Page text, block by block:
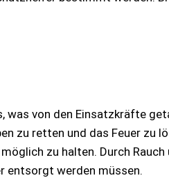
was von den Einsatzkräfte
zu retten und das Feuer zu
zu halten. Durch
entsorgt werden müssen.